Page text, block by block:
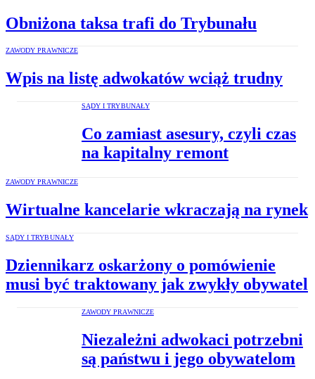
Obniżona taksa trafi do Trybunału
ZAWODY PRAWNICZE
Wpis na listę adwokatów wciąż trudny
SĄDY I TRYBUNAŁY
Co zamiast asesury, czyli czas
na kapitalny remont
ZAWODY PRAWNICZE
Wirtualne kancelarie wkraczają na rynek
SĄDY I TRYBUNAŁY
Dziennikarz oskarżony o pomówienie
musi być traktowany jak zwykły obywatel
ZAWODY PRAWNICZE
Niezależni adwokaci potrzebni
są państwu i jego obywatelom